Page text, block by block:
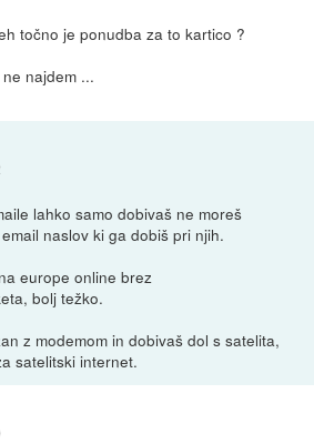
točno je ponudba za to kartico ?
najdem ...
lahko samo dobivaš ne moreš
naslov ki ga dobiš pri njih.
europe online brez
bolj težko.
z modemom in dobivaš dol s satelita,
satelitski internet.